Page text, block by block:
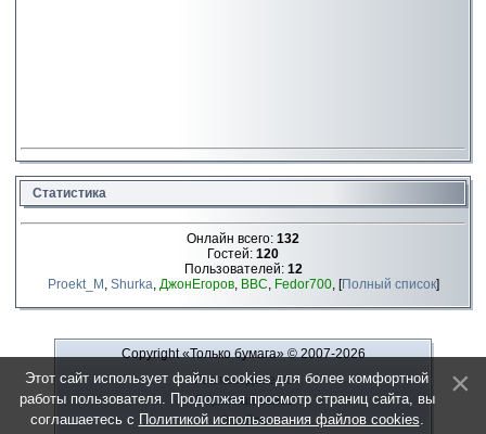
Статистика
Онлайн всего: 132
Гостей: 120
Пользователей: 12
Proekt_M , Shurka, ДжонЕгоров, ВВС, Fedor700, [Полный список]
Copyright «Только бумага»© 2007-2026
Рекламодателю
Обратная связь
О сайте
Этот сайт использует файлы cookies для более комфортной
работы пользователя. Продолжая просмотр страниц сайта, вы
соглашаетесь с Политикой использования файлов cookies.